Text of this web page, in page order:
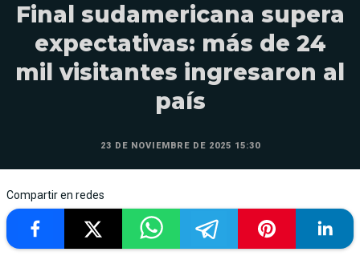
Final sudamericana supera
expectativas: más de 24
mil visitantes ingresaron al
país
23 DE NOVIEMBRE DE 2025 15:30
Compartir en redes